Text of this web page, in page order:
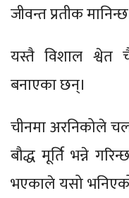
जीवन्त प्रतीक
यस्तै विशाल श्वेत
बनाएका छन्।
चीनमा अरनिकोले
बौद्ध मूर्ति भन्ने
भएकाले यसो